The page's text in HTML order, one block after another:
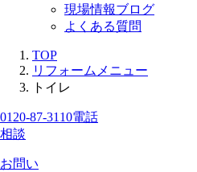
現場情報ブログ
よくある質問
TOP
リフォームメニュー
トイレ
0120-87-3110電話
相談
お問い